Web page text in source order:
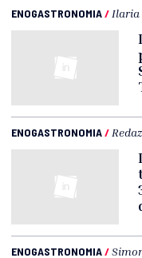
ENOGASTRONOMIA/ Ilaria
ENOGASTRONOMIA/
ENOGASTRONOMIA/